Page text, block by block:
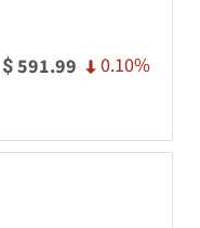
$591.99 0.10%